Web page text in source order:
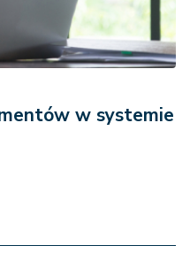
w systemie